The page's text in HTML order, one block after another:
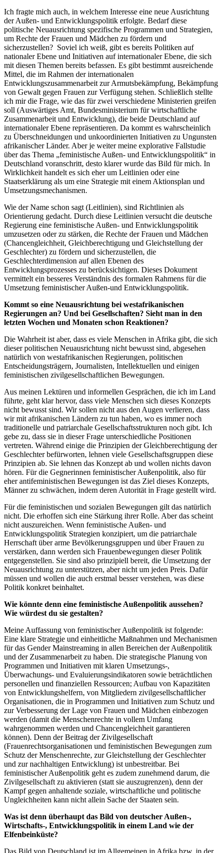
Ich fragte mich auch, in welchem Interesse eine neue Ausrichtung
der Außen- und Entwicklungspolitik erfolgte. Bedarf diese
politische Neuausrichtung spezifische Programmen und Strategien,
um Rechte der Frauen und Mädchen zu fördern und
sicherzustellen? Soviel ich weiß, gibt es bereits Politiken auf
nationaler Ebene und Initiativen auf internationaler Ebene, die sich
mit diesen Themen bereits befassen. Es gibt bestimmt ausreichende
Mittel, die im Rahmen der internationalen
Entwicklungszusammenarbeit zur Armutsbekämpfung, Bekämpfung
von Gewalt gegen Frauen zur Verfügung stehen. Schließlich stellte
ich mir die Frage, wie das für zwei verschiedene Ministerien greifen
soll (Auswärtiges Amt, Bundesministerium für wirtschaftliche
Zusammenarbeit und Entwicklung), die beide Deutschland auf
internationaler Ebene repräsentieren. Da kommt es wahrscheinlich
zu Überschneidungen und unkoordinierten Initiativen zu Ungunsten
afrikanischer Länder. Aber je weiter meine explorative Fallstudie
über das Thema „feministische Außen- und Entwicklungspolitik“ in
Deutschland voranschritt, desto klarer wurde das Bild für mich. In
Wirklichkeit handelt es sich eher um Leitlinien oder eine
Staatserklärung als um eine Strategie mit einem Aktionsplan und
Umsetzungsmechanismen.
Wie der Name schon sagt (Leitlinien), sind Richtlinien als
Orientierung gedacht. Durch diese Leitlinien versucht die deutsche
Regierung eine feministische Außen- und Entwicklungspolitik
umzusetzen oder zu stärken, die Rechte der Frauen und Mädchen
(Chancengleichheit, Gleichberechtigung und Gleichstellung der
Geschlechter) zu fördern und sicherzustellen, die
Geschlechterdimension auf allen Ebenen des
Entwicklungsprozesses zu berücksichtigen. Dieses Dokument
vermittelt ein besseres Verständnis des formalen Rahmens für die
Umsetzung feministischer Außen-und Entwicklungspolitik.
Kommt so eine Neuausrichtung bei westafrikanischen
Regierungen an? Und bei Gesellschaften? Sieht man in den
letzten Wochen und Monaten schon Reaktionen?
Die Wahrheit ist aber, dass es viele Menschen in Afrika gibt, die sich
dieser politischen Neuausrichtung nicht bewusst sind, abgesehen
natürlich von westafrikanischen Regierungen, politischen
Entscheidungsträgern, Journalisten, Intellektuellen und einigen
feministischen zivilgesellschaftlichen Bewegungen.
Aus meinen Lektüren und informellen Gesprächen, die ich im Land
führte, geht klar hervor, dass viele Menschen sich dieses Konzepts
nicht bewusst sind. Wir sollen nicht aus den Augen verlieren, dass
wir mit afrikanischen Ländern zu tun haben, wo es immer noch
traditionelle und patriarchale Gesellschaftsstrukturen noch gibt. Ich
gebe zu, dass sie in dieser Frage unterschiedliche Positionen
vertreten. Während einige die Prinzipien der Gleichberechtigung der
Geschlechter befürworten, lehnen viele Gesellschaftsgruppen diese
Prinzipien ab. Sie lehnen das Konzept ab und wollen nichts davon
hören. Für die Gegnerinnen feministischer Außenpolitik, also für
eher antifeministischen Bewegungen ist das Ziel dieses Konzepts,
Männer zu schwächen, indem deren Autorität in Frage gestellt wird.
Für die feministischen und sozialen Bewegungen gilt das natürlich
nicht. Die erhoffen sich eine Stärkung ihrer Rolle. Aber das scheint
nicht auszureichen. Wenn feministische Außen- und
Entwicklungspolitik Strategien konzipiert, um die patriarchale
Herrschaft über arme Bevölkerungsgruppen und über Frauen zu
verstärken, dann werden sich Frauenbewegungen dieser Politik
entgegenstellen. Sie sind also prinzipiell bereit, die Umsetzung der
Neuausrichtung zu unterstützen, aber nicht um jeden Preis. Dafür
müssen und wollen die auch erstmal besser verstehen, was diese
Politik konkret beinhaltet.
Wie könnte denn eine feministische Außenpolitik aussehen?
Wie würdest du sie gestalten?
Meine Auffassung von feministischer Außenpolitik ist folgende:
Eine klare Strategie und einheitliche Maßnahmen und Mechanismen
für das Gender Mainstreaming in allen Bereichen der Außenpolitik
und der Zusammenarbeit zu haben. Die strategische Planung von
Programmen und Initiativen mit klaren Umsetzungs-,
Überwachungs- und Evaluierungsindikatoren sowie beträchtlichen
personellen und finanziellen Ressourcen; Aufbau von Kapazitäten
von Entwicklungshelfern, von Mitgliedern zivilgesellschaftlicher
Organisationen, die in Programmen und Initiativen zum Schutz und
zur Verbesserung der Lage von Frauen und Mädchen einbezogen
werden (damit die Menschenrechte in vollem Umfang
wahrgenommen werden und Chancengleichheit garantieren
können). Denn der Beitrag der Zivilgesellschaft
(Frauenrechtsorganisationen und feministischen Bewegungen zum
Schutz der Menschenrechte, zur Gleichstellung der Geschlechter
und zur nachhaltigen Entwicklung) ist unbestreitbar. Bei
feministischer Außenpolitik geht es zudem zunehmend darum, die
Zivilgesellschaft zu aktivieren (statt sie auszugrenzen), denn der
Kampf gegen anhaltende soziale, wirtschaftliche und politische
Ungleichheiten kann nicht allein Sache der Staaten sein.
Was ist denn überhaupt das Bild von deutscher Außen-,
Wirtschafts-, Entwicklungspolitik in einem Land wie der
Elfenbeinküste?